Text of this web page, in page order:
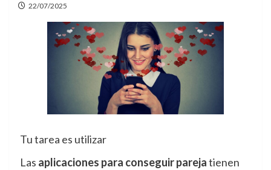
22/07/2025
Tu tarea es utilizar
Las aplicaciones para conseguir parejatienen